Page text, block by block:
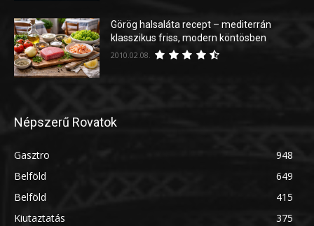
Görög halsaláta recept – mediterrán
klasszikus friss, modern köntösben
2010.02.08.
Népszerű Rovatok
Gasztro
948
Belföld
649
Belföld
415
Kiutaztatás
375